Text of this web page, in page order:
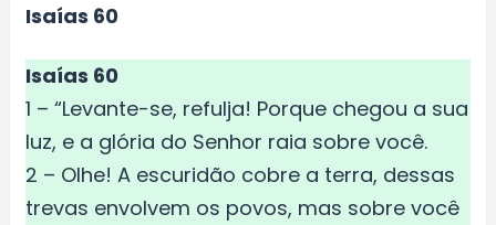
Isaías 60
Isaías 60
1 – “Levante-se, refulja! Porque chegou a sua
luz, e a glória do Senhor raia sobre você.
2 – Olhe! A escuridão cobre a terra, dessas
trevas envolvem os povos, mas sobre você